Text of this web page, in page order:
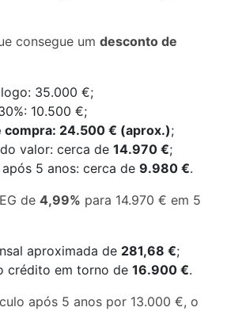
consegue um desconto de
35.000 €;
10.500 €;
compra: 24.500 € (aprox.);
valor: cerca de 14.970 €;
5 anos: cerca de 9.980 €.
de 4,99% para 14.970 € em 5
aproximada de 281,68 €;
crédito em torno de 16.900 €.
após 5 anos por 13.000 €, o